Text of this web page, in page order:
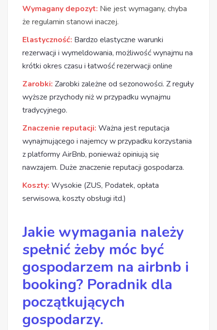
Wymagany depozyt: Nie jest wymagany, chyba
że regulamin stanowi inaczej.
Elastyczność: Bardzo elastyczne warunki
rezerwacji i wymeldowania, możliwość wynajmu na
krótki okres czasu i łatwość rezerwacji online
Zarobki: Zarobki zależne od sezonowości. Z reguły
wyższe przychody niż w przypadku wynajmu
tradycyjnego.
Znaczenie reputacji: Ważna jest reputacja
wynajmującego i najemcy w przypadku korzystania
z platformy AirBnb, ponieważ opiniują się
nawzajem. Duże znaczenie reputacji gospodarza.
Koszty: Wysokie (ZUS, Podatek, opłata
serwisowa, koszty obsługi itd.)
Jakie wymagania należy
spełnić żeby móc być
gospodarzem na airbnb i
booking? Poradnik dla
początkujących
gospodarzy.